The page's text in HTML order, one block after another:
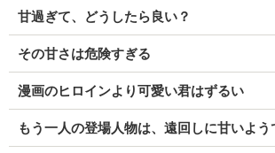
甘過ぎて、どうしたら良い？
その甘さは危険すぎる
漫画のヒロインより可愛い君はずるい
もう一人の登場人物は、遠回しに甘いよう